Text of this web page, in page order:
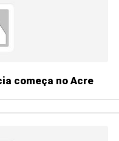
começa no Acre